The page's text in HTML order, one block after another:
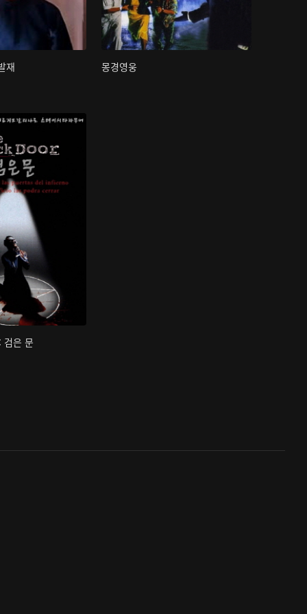
재 몽경영웅
검은 문